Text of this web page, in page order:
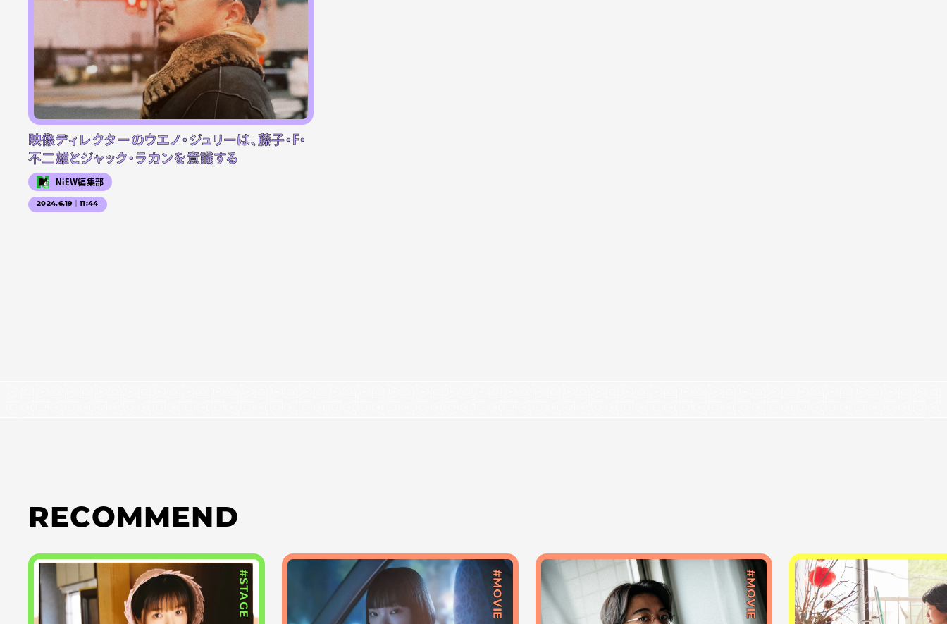
映像ディレクターのウエノ・ジュリーは、藤子・F・
不二雄とジャック・ラカンを意識する
NiEW編集部
2024.6.19｜11:44
RECOMMEND
#STAGE #MOVIE #MOVIE